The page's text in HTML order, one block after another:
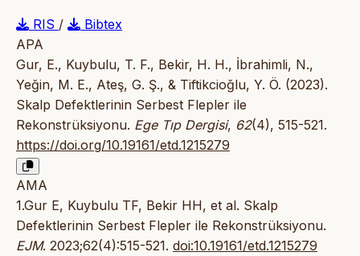
RIS /
Bibtex
APA
Gur, E., Kuybulu, T. F., Bekir, H. H., İbrahimli, N.,
Yeğin, M. E., Ateş, G. Ş., & Tiftikcioğlu, Y. Ö. (2023).
Skalp Defektlerinin Serbest Flepler ile
Rekonstrüksiyonu. Ege Tıp Dergisi, 62(4), 515-521.
https://doi.org/10.19161/etd.1215279
AMA
1.Gur E, Kuybulu TF, Bekir HH, et al. Skalp
Defektlerinin Serbest Flepler ile Rekonstrüksiyonu.
EJM. 2023;62(4):515-521. doi:10.19161/etd.1215279